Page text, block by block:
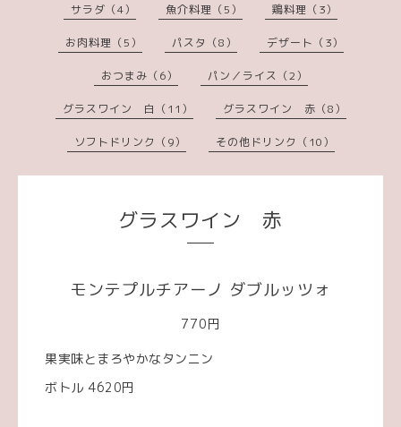
サラダ（4） 魚介料理（5） 鶏料理（3）
お肉料理（5） パスタ（8） デザート（3）
おつまみ（6） パン／ライス（2）
グラスワイン 白（11） グラスワイン 赤（8）
ソフトドリンク（9） その他ドリンク（10）
グラスワイン 赤
モンテプルチアーノ ダブルッツォ
770円
果実味とまろやかなタンニン
ボトル 4620円